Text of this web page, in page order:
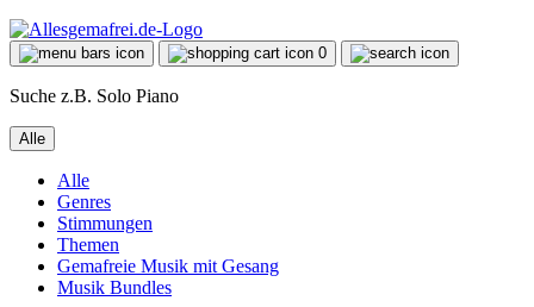
0
Suche z.B. Solo Piano
Alle
Alle
Genres
Stimmungen
Themen
Gemafreie Musik mit Gesang
Musik Bundles